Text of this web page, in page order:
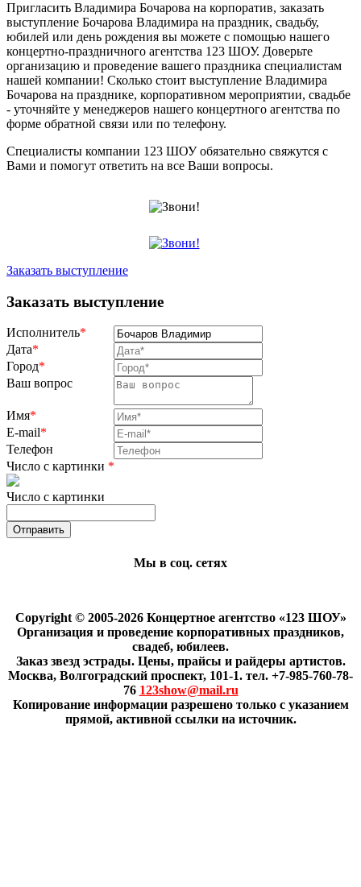
Пригласить Владимира Бочарова на корпоратив, заказать
выступление Бочарова Владимира на праздник, свадьбу,
юбилей или день рождения вы можете с помощью нашего
концертно-праздничного агентства 123 ШОУ. Доверьте
организацию и проведение вашего праздника специалистам
нашей компании! Сколько стоит выступление Владимира
Бочарова на празднике, корпоративном мероприятии, свадьбе
- уточняйте у менеджеров нашего концертного агентства по
форме обратной связи или по телефону.
Специалисты компании 123 ШОУ обязательно свяжутся с
Вами и помогут ответить на все Ваши вопросы.
Заказать выступление
Заказать выступление
Исполнитель*
Дата*
Город*
Ваш вопрос
Имя*
E-mail*
Телефон
Число с картинки *
Число с картинки
Мы в соц. сетях
Copyright © 2005-2026 Концертное агентство «123 ШОУ»
Организация и проведение корпоративных праздников,
свадеб, юбилеев.
Заказ звезд эстрады. Цены, прайсы и райдеры артистов.
Москва, Волгоградский проспект, 101-1. тел. +7-985-760-78-
76 123show@mail.ru
Копирование информации разрешено только с указанием
прямой, активной ссылки на источник.